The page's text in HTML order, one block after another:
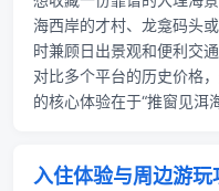
海西岸的才村、龙龛码头
时兼顾日出景观和便利交
对比多个平台的历史价格
的核心体验在于“推窗见洱
入住体验与周边游